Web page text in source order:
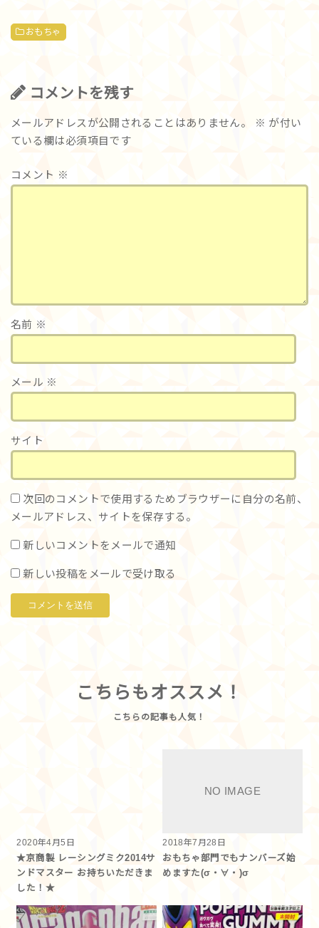
おもちゃ
コメントを残す
メールアドレスが公開されることはありません。 ※ が付い
ている欄は必須項目です
コメント ※
名前 ※
メール ※
サイト
次回のコメントで使用するためブラウザーに自分の名前、
メールアドレス、サイトを保存する。
新しいコメントをメールで通知
新しい投稿をメールで受け取る
こちらもオススメ！
2020年4月5日
★京商製 レーシングミク2014サ
ンドマスター お持ちいただきま
した！★
2018年7月28日
おもちゃ部門でもナンバーズ始
めますた(σ・∀・)σ